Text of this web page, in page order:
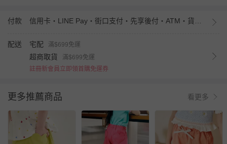
付款
配送 宅配 滿$699免運
超商取貨
滿$699免運
註冊新會員立即領首購免運券
更多推薦商品 看更多